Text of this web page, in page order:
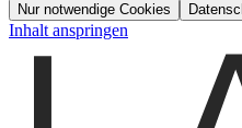
Nur notwendige Cookies
Inhalt anspringen